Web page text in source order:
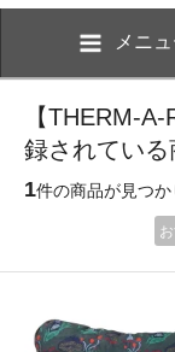
メニ
【THERM-
録されている
1件の商品が見つか